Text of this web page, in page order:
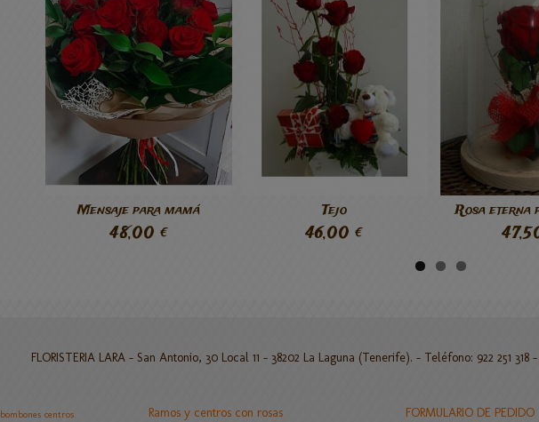
Mensaje para mamá
48,00 €
Tejo
46,00 €
Rosa eterna
FLORISTERIA LARA - San Antonio, 30 Local 11 - 38202 La Laguna (Tenerife). - Teléfono: 922 251 318
bombones centros
Ramos y centros con rosas
FORMULARIO DE PEDIDO